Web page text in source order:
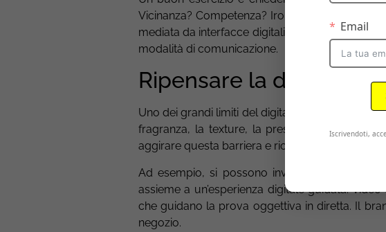
Vicinanza? Competenza? Ironia? E come
mediata da interfacce digitali? Le risposte a
modalità di comunicazione.
Ripensare la demo e
Uno dei grandi limiti del digitale è la difficoltà a
fragranza, la texture, la presenza fisica. Ma
aggirare questa barriera e ricreare l’effetto demo
Ad esempio, si possono inviare kit
assieme a un’esperienza digitale guidata:
che guidano la prova oggettiva in diretta. Il
negozio.